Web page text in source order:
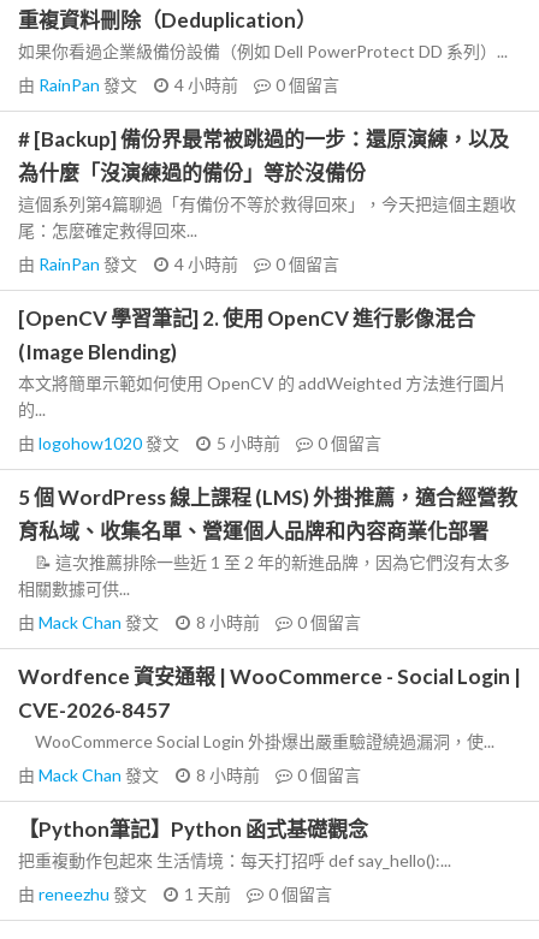
重複資料刪除（Deduplication）
如果你看過企業級備份設備（例如 Dell PowerProtect DD 系列）...
由 RainPan 發文 4 小時前 0個留言
# [Backup] 備份界最常被跳過的一步：還原演練，以及
為什麼「沒演練過的備份」等於沒備份
這個系列第4篇聊過「有備份不等於救得回來」，今天把這個主題收
尾：怎麼確定救得回來...
由 RainPan 發文 4 小時前 0個留言
[OpenCV 學習筆記] 2. 使用 OpenCV 進行影像混合
(Image Blending)
本文將簡單示範如何使用 OpenCV 的 addWeighted 方法進行圖片
的...
由 logohow1020發文 5 小時前 0個留言
5 個 WordPress 線上課程 (LMS) 外掛推薦，適合經營教
育私域、收集名單、營運個人品牌和內容商業化部署
📝 這次推薦排除一些近 1 至 2 年的新進品牌，因為它們沒有太多
相關數據可供...
由 Mack Chan 發文 8 小時前 0個留言
Wordfence 資安通報 | WooCommerce - Social Login |
CVE-2026-8457
WooCommerce Social Login 外掛爆出嚴重驗證繞過漏洞，使...
由 Mack Chan 發文 8 小時前 0個留言
【Python筆記】Python 函式基礎觀念
把重複動作包起來 生活情境：每天打招呼 def say_hello():...
由 reneezhu 發文 1 天前 0個留言